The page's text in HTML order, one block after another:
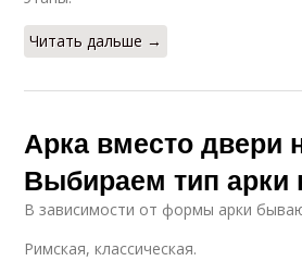
Читать дальше →
Арка вместо двери
Выбираем тип арки
В зависимости от формы арки
Римская, классическая.